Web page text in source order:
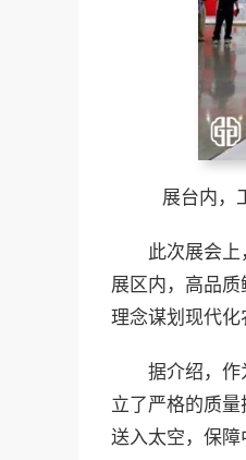
展台内，
此次展会
展区内，高品
理念谋划现代化
据介绍，作
立了严格的质
送入太空，保障